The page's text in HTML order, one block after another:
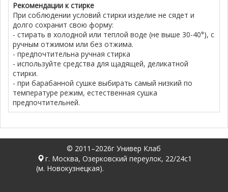
Рекомендации к стирке
При соблюдении условий стирки изделие не сядет и
долго сохранит свою форму:
- стирать в холодной или теплой воде (не выше 30-40°), с
ручным отжимом или без отжима.
- предпочтительна ручная стирка
- используйте средства для щадящей, деликатной
стирки.
- при барабанной сушке выбирать самый низкий по
температуре режим, естественная сушка
предпочтительней.
© 2011–2026г Универ Клаб
г. Москва, Озерковский переулок, 22/24с1
(м. Новокузнецкая).